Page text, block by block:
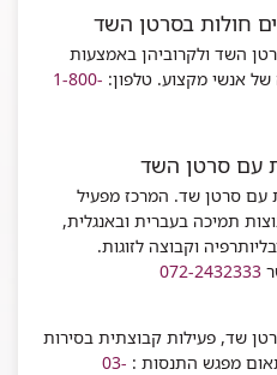
חולות בסרטן השד
השד ולקרוביהן באמצעות
אנשי מקצוע. טלפון: 1-800-
עם סרטן השד
עם סרטן שד. המרכז מפעיל
תמיכה בעברית ובאנגלית,
וקבוצה לזוגות.
072-2432333
שד, פעילות קבוצתית בסירות
מפגש התנסות : 03-